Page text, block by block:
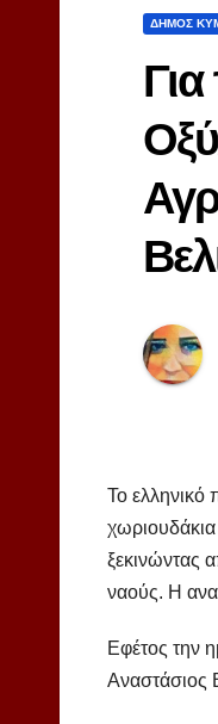
ΔΗΜΟΣ
Το ελληνικό
χωριουδάκια
ξεκινώντας
ναούς. Η
Εφέτος την
Αναστάσιος